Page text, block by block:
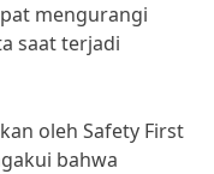
mengurangi
saat terjadi
oleh Safety First
bahwa